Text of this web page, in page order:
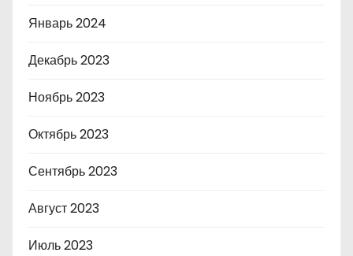
Январь 2024
Декабрь 2023
Ноябрь 2023
Октябрь 2023
Сентябрь 2023
Август 2023
Июль 2023